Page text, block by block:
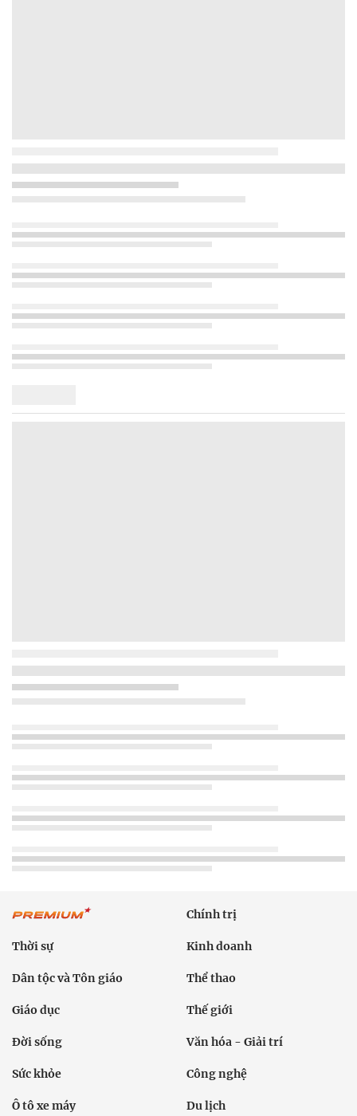
Chính trị
Thời sự Kinh doanh
Dân tộc và Tôn giáo Thể thao
Giáo dục Thế giới
Đời sống Văn hóa - Giải trí
Sức khỏe Công nghệ
Ô tô xe máy Du lịch